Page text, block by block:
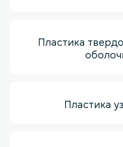
Пластика
Пластика